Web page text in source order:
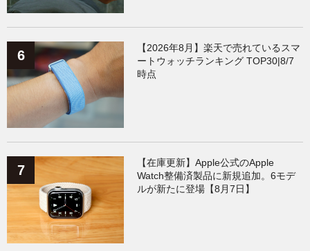
【2026年8月】楽天で売れているスマ
ートウォッチランキング TOP30|8/7
時点
【在庫更新】Apple公式のApple
Watch整備済製品に新規追加。6モデ
ルが新たに登場【8月7日】